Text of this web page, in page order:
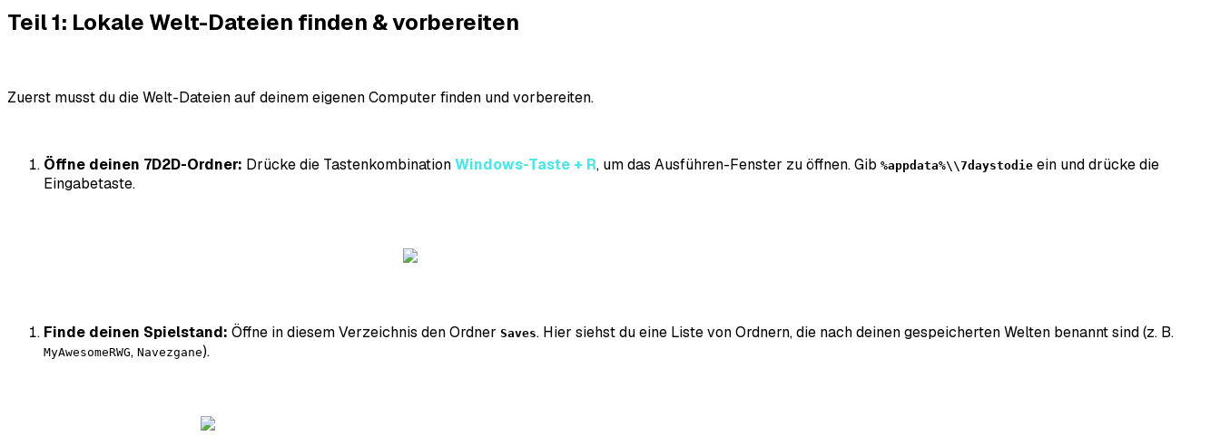
Teil 1: Lokale Welt-Dateien finden & vorbereiten
Zuerst musst du die Welt-Dateien auf deinem eigenen Computer finden und vorbereiten.
Öffne deinen 7D2D-Ordner: Drücke die TastenkombinationWindows-Taste + R, um das Ausführen-Fenster zu öffnen. Gib %appdata%\\7daystodie ein und drücke die
Eingabetaste.
Finde deinen Spielstand: Öffne in diesem Verzeichnis den Ordner Saves. Hier siehst du eine Liste von Ordnern, die nach deinen gespeicherten Welten benannt sind (z. B.
MyAwesomeRWG, Navezgane).